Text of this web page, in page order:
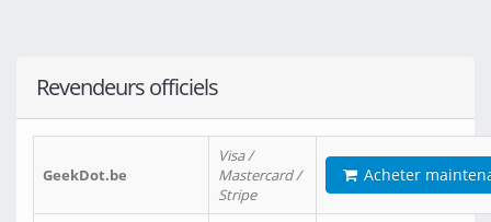
Revendeurs officiels
GeekDot.be
Visa /
Mastercard /
Stripe
Acheter